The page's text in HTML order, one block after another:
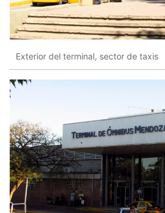
Exterior del terminal, sector de taxis